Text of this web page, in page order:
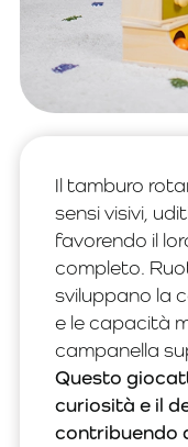
Il tamburo
sensi visivi,
favorendo il
completo.
sviluppano la
e le capacità
campanella
Questo
curiosità e il
contribuendo